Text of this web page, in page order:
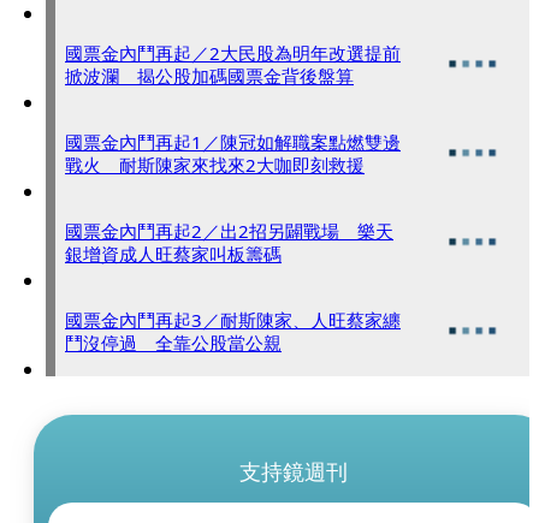
國票金內鬥再起／2大民股為明年改選提前
掀波瀾 揭公股加碼國票金背後盤算
國票金內鬥再起1／陳冠如解職案點燃雙邊
戰火 耐斯陳家來找來2大咖即刻救援
國票金內鬥再起2／出2招另闢戰場 樂天
銀增資成人旺蔡家叫板籌碼
國票金內鬥再起3／耐斯陳家、人旺蔡家纏
鬥沒停過 全靠公股當公親
支持鏡週刊